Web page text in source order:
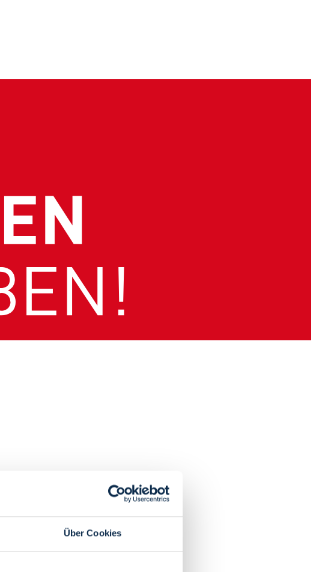
Über Cookies